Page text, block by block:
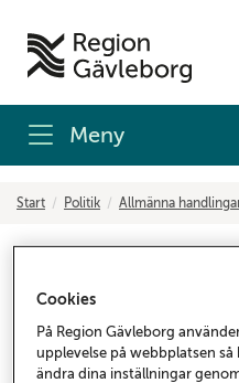
Meny
Start Politik Allmänna
registrerade ärenden,
uppdateras dagligen och
Cookies
På Region Gävleborg
upplevelse på webbplatsen
ändra dina inställningar